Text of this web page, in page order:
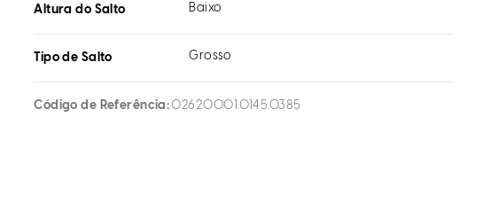
Altura do Salto Baixo
Tipo de Salto Grosso
Código de Referência 0262.0001.0145.0385